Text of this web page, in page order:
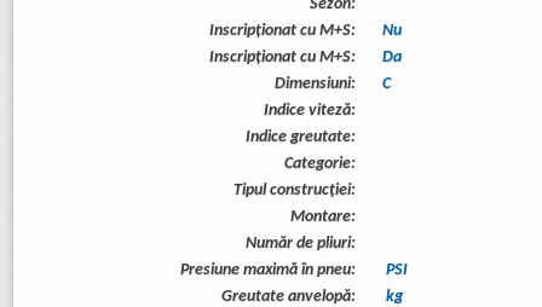
Sezon:
Inscripționat cu M+S:
Nu
Inscripționat cu M+S:
Da
Dimensiuni:
C
Indice viteză:
Indice greutate:
Categorie:
Tipul construcţiei:
Montare:
Număr de pliuri:
Presiune maximă în pneu:
PSI
Greutate anvelopă:
kg